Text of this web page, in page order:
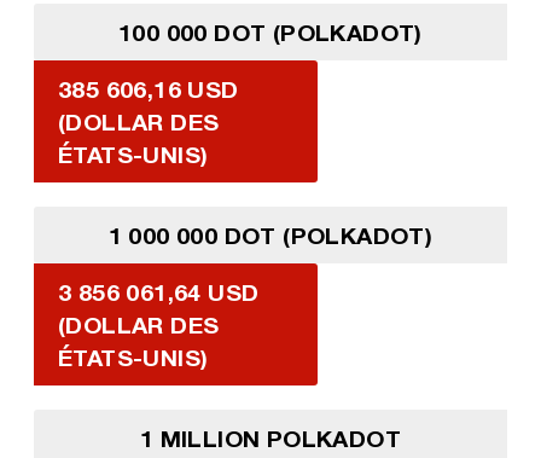
100 000 DOT (POLKADOT)
385 606,16 USD
(DOLLAR DES
ÉTATS-UNIS)
1 000 000 DOT (POLKADOT)
3 856 061,64 USD
(DOLLAR DES
ÉTATS-UNIS)
1 MILLION POLKADOT